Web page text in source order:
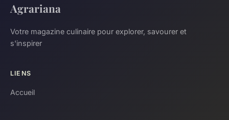
Agrariana
Votre magazine culinaire pour explorer, savourer et
s'inspirer
LIENS
Accueil